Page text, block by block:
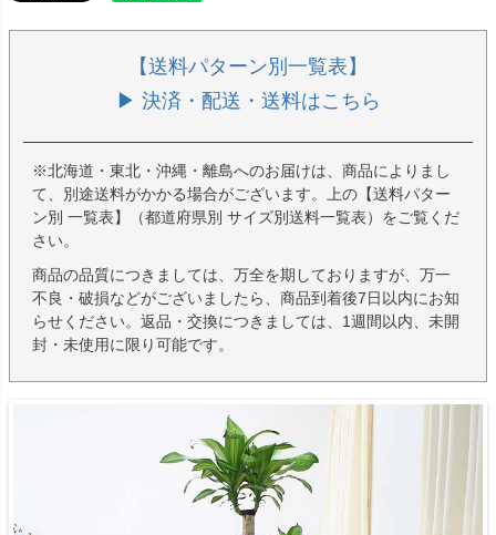
【送料パターン別一覧表】
▶ 決済・配送・送料はこちら
※北海道・東北・沖縄・離島へのお届けは、商品によりまし
て、別途送料がかかる場合がございます。上の【送料パター
ン別 一覧表】（都道府県別 サイズ別送料一覧表）をご覧くだ
さい。
商品の品質につきましては、万全を期しておりますが、万一
不良・破損などがございましたら、商品到着後7日以内にお知
らせください。返品・交換につきましては、1週間以内、未開
封・未使用に限り可能です。